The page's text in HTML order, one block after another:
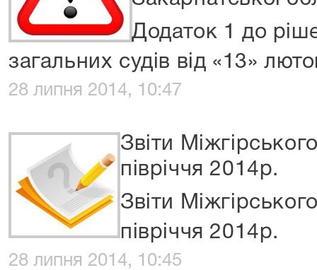
Додаток 1 до
загальних судів від «13»
28 липня 2014, 10:47
Звіти
півріччя 2014р.
Звіти
півріччя 2014р.
28 липня 2014, 10:45